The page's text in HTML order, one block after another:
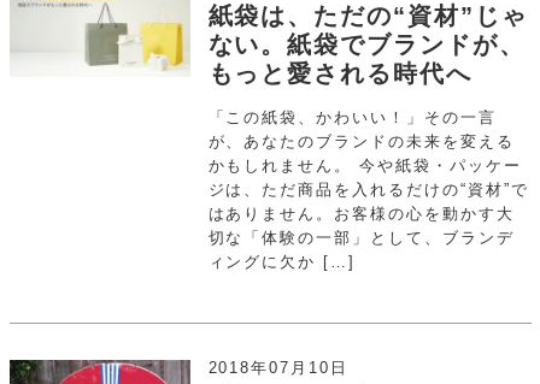
紙袋は、ただの“資材”じゃ
ない。紙袋でブランドが、
もっと愛される時代へ
「この紙袋、かわいい！」その一言
が、あなたのブランドの未来を変える
かもしれません。 今や紙袋・パッケー
ジは、ただ商品を入れるだけの“資材”で
はありません。お客様の心を動かす大
切な「体験の一部」として、ブランデ
ィングに欠か […]
2018年07月10日